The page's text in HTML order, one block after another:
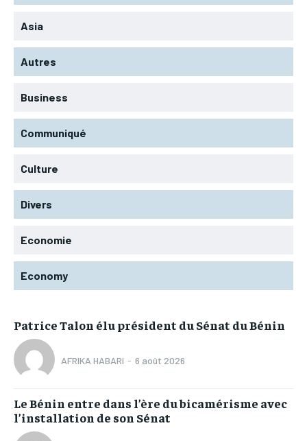
Asia
Autres
Business
Communiqué
Culture
Divers
Economie
Economy
Patrice Talon élu président du Sénat du Bénin
AFRIKA HABARI - 6 août 2026
Le Bénin entre dans l’ère du bicamérisme avec
l’installation de son Sénat